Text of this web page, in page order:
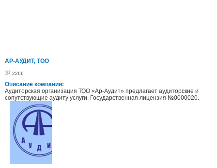
АР-АУДИТ, ТОО
2266
Описание компании:
Аудиторская организация ТОО «Ар-Аудит» предлагает аудиторские и
сопутствующие аудиту услуги. Государственная лицензия №0000020.